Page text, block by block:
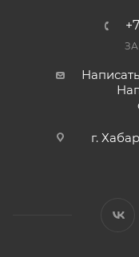
г.